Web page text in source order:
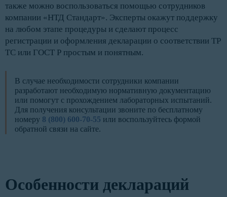
также можно воспользоваться помощью сотрудников
компании «НТД Стандарт». Эксперты окажут поддержку
на любом этапе процедуры и сделают процесс
регистрации и оформления декларации о соответствии ТР
ТС или ГОСТ Р простым и понятным.
В случае необходимости сотрудники компании
разработают необходимую нормативную документацию
или помогут с прохождением лабораторных испытаний.
Для получения консультации звоните по бесплатному
номеру 8 (800) 600-70-55 или воспользуйтесь формой
обратной связи на сайте.
Особенности деклараций